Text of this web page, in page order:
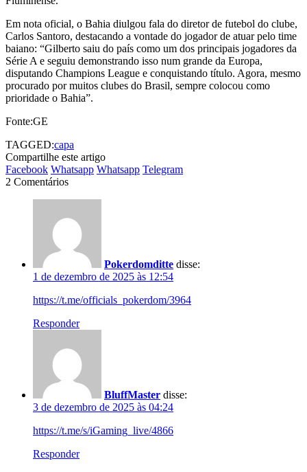
Em nota oficial, o Bahia diulgou fala do diretor de futebol do clube,
Carlos Santoro, destacando a vontade do jogador de atuar pelo time
baiano: “Gilberto saiu do país como um dos principais jogadores da
Série A e seguiu demonstrando isso num grande da Europa,
disputando Champions League e conquistando título. Agora, mesmo
procurado por muitos clubes do Brasil, sempre colocou como
prioridade o Bahia”.
Fonte:GE
TAGGED:capa
Compartilhe este artigo
Facebook Whatsapp Whatsapp Telegram
2 Comentários
Pokerdomditte disse:
1 de dezembro de 2025 às 12:54
https://t.me/officials_pokerdom/3964
Responder
BluffMaster disse:
3 de dezembro de 2025 às 04:24
https://t.me/s/iGaming_live/4866
Responder